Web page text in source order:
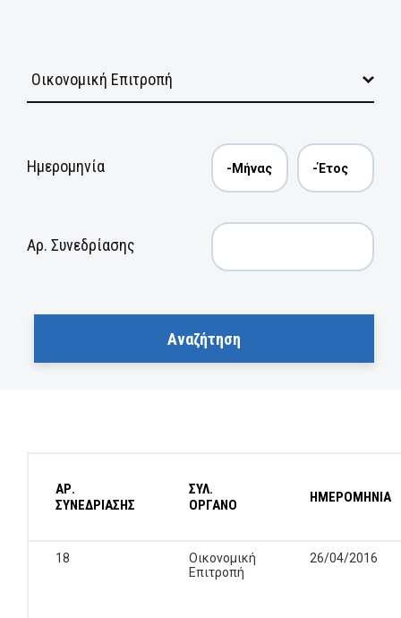
Ημερομηνία
Αρ. Συνεδρίασης
ΑΡ.
ΣΥΝΕΔΡΙΑΣΗΣ
ΣΥΛ.
ΟΡΓΑΝΟ
ΗΜΕΡΟΜΗΝΙΑ
18
Οικονομική
Επιτροπή
26/04/2016